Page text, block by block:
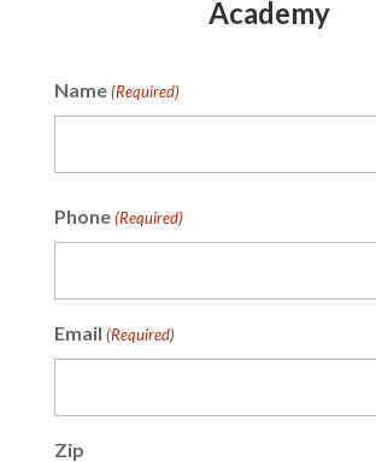
Academy
Name (Required)
Phone (Required)
Email (Required)
Zip